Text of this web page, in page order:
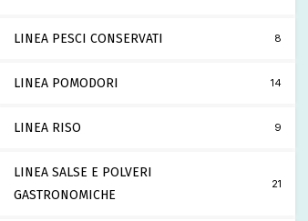
LINEA PESCI CONSERVATI 8
LINEA POMODORI 14
LINEA RISO 9
LINEA SALSE E POLVERI
GASTRONOMICHE
21